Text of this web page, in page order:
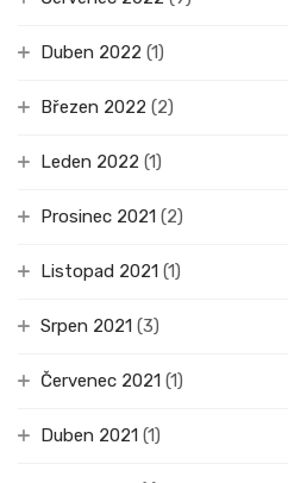
Duben 2022 (1)
Březen 2022 (2)
Leden 2022 (1)
Prosinec 2021 (2)
Listopad 2021 (1)
Srpen 2021 (3)
Červenec 2021 (1)
Duben 2021 (1)